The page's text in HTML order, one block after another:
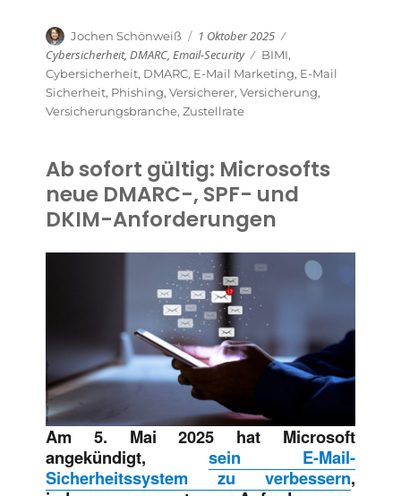
Autor
Jochen Schönweiß Veröffentlicht
am
1 Oktober 2025
Cybersicherheit,DMARC,Email-Security Schlagwörter
BIMI,
Cybersicherheit, DMARC, E-Mail Marketing, E-Mail
Sicherheit, Phishing,Versicherer,Versicherung,
Versicherungsbranche,Zustellrate
Ab sofort gültig: Microsofts
neue DMARC-, SPF- und
DKIM-Anforderungen
Am 5. Mai 2025 hat Microsoft
angekündigt, sein E-Mail-
Sicherheitssystem zu verbessern,